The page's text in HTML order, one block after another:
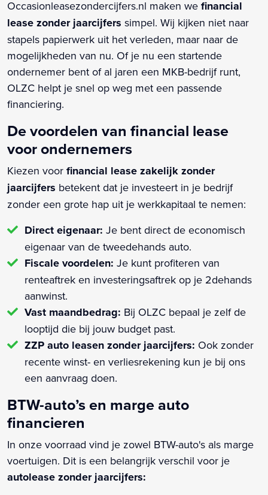
Occasionleasezondercijfers.nl maken we financial
lease zonder jaarcijfers simpel. Wij kijken niet naar
stapels papierwerk uit het verleden, maar naar de
mogelijkheden van nu. Of je nu een startende
ondernemer bent of al jaren een MKB-bedrijf runt,
OLZC helpt je snel op weg met een passende
financiering.
De voordelen van financial lease
voor ondernemers
Kiezen voor financial lease zakelijk zonder
jaarcijfers betekent dat je investeert in je bedrijf
zonder een grote hap uit je werkkapitaal te nemen:
Direct eigenaar: Je bent direct de economisch
eigenaar van de tweedehands auto.
Fiscale voordelen: Je kunt profiteren van
renteaftrek en investeringsaftrek op je 2dehands
aanwinst.
Vast maandbedrag: Bij OLZC bepaal je zelf de
looptijd die bij jouw budget past.
ZZP auto leasen zonder jaarcijfers: Ook zonder
recente winst- en verliesrekening kun je bij ons
een aanvraag doen.
BTW-auto’s en marge auto
financieren
In onze voorraad vind je zowel BTW-auto's als marge
voertuigen. Dit is een belangrijk verschil voor je
autolease zonder jaarcijfers: